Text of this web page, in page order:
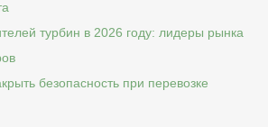
турбин в 2026 году: лидеры рынка
безопасность при перевозке